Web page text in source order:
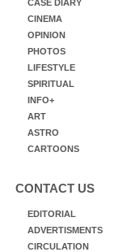
CASE DIARY
CINEMA
OPINION
PHOTOS
LIFESTYLE
SPIRITUAL
INFO+
ART
ASTRO
CARTOONS
CONTACT US
EDITORIAL
ADVERTISMENTS
CIRCULATION